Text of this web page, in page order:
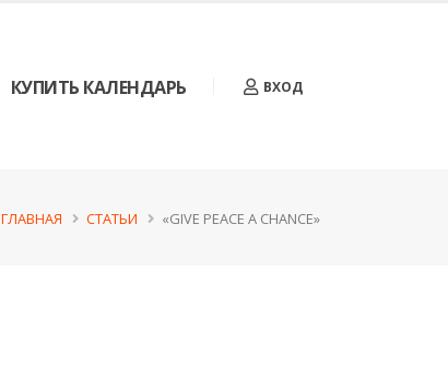
КУПИТЬ КАЛЕНДАРЬ ВХОД
ГЛАВНАЯ СТАТЬИ «GIVE PEACE A CHANCE»